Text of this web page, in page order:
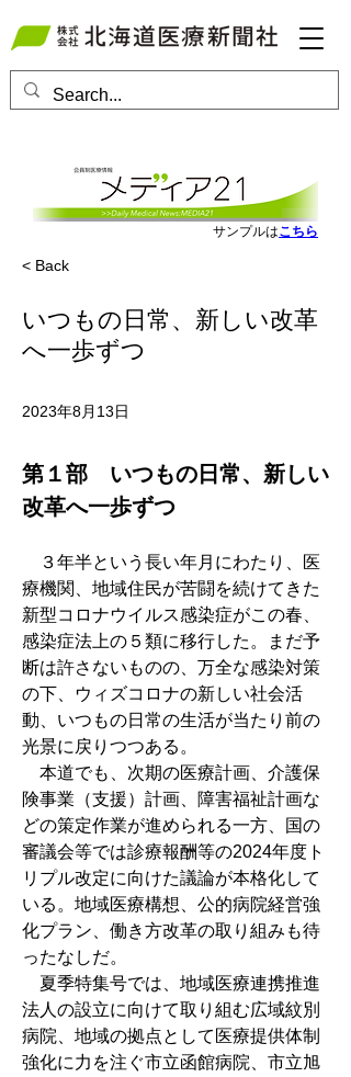
サンプルはこちら
< Back
いつもの日常、新しい改革
へ一歩ずつ
2023年8月13日
第１部　いつもの日常、新しい
改革へ一歩ずつ
３年半という長い年月にわたり、医
療機関、地域住民が苦闘を続けてきた
新型コロナウイルス感染症がこの春、
感染症法上の５類に移行した。まだ予
断は許さないものの、万全な感染対策
の下、ウィズコロナの新しい社会活
動、いつもの日常の生活が当たり前の
光景に戻りつつある。
本道でも、次期の医療計画、介護保
険事業（支援）計画、障害福祉計画な
どの策定作業が進められる一方、国の
審議会等では診療報酬等の2024年度ト
リプル改定に向けた議論が本格化して
いる。地域医療構想、公的病院経営強
化プラン、働き方改革の取り組みも待
ったなしだ。
夏季特集号では、地域医療連携推進
法人の設立に向けて取り組む広域紋別
病院、地域の拠点として医療提供体制
強化に力を注ぐ市立函館病院、市立旭